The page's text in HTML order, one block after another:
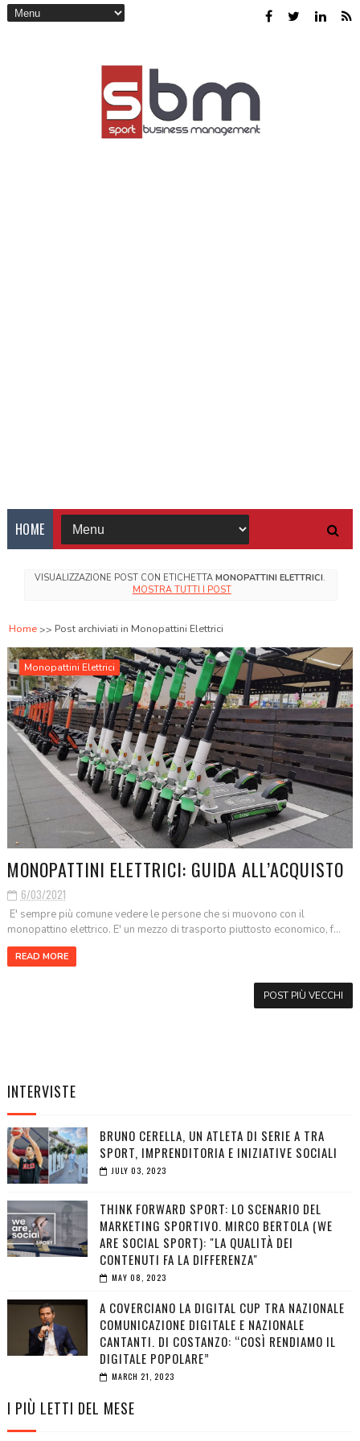
HOME
VISUALIZZAZIONE POST CON ETICHETTA MONOPATTINI ELETTRICI.
MOSTRA TUTTI I POST
Home Post archiviati in Monopattini Elettrici
Monopattini Elettrici
MONOPATTINI ELETTRICI: GUIDA ALL’ACQUISTO
6/03/2021
E' sempre più comune vedere le persone che si muovono con il
monopattino elettrico. E' un mezzo di trasporto piuttosto economico, f...
READ MORE
POST PIÙ VECCHI
INTERVISTE
BRUNO CERELLA, UN ATLETA DI SERIE A TRA
SPORT, IMPRENDITORIA E INIZIATIVE SOCIALI
JULY 03, 2023
THINK FORWARD SPORT: LO SCENARIO DEL
MARKETING SPORTIVO. MIRCO BERTOLA (WE
ARE SOCIAL SPORT): "LA QUALITÀ DEI
CONTENUTI FA LA DIFFERENZA"
MAY 08, 2023
A COVERCIANO LA DIGITAL CUP TRA NAZIONALE
COMUNICAZIONE DIGITALE E NAZIONALE
CANTANTI. DI COSTANZO: “COSÌ RENDIAMO IL
DIGITALE POPOLARE”
MARCH 21, 2023
I PIÙ LETTI DEL MESE